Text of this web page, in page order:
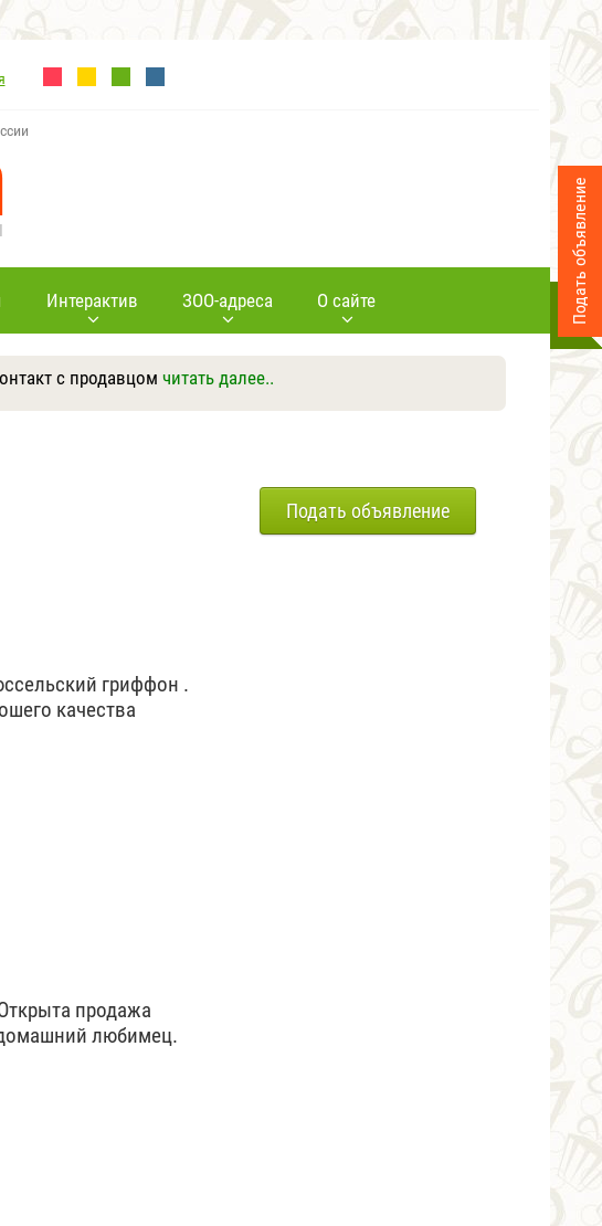
Интерактив ЗОО-адреса О сайте
с продавцом читать далее..
гриффон .
качества
продажа
любимец.
Подать объявление
Подать объявление